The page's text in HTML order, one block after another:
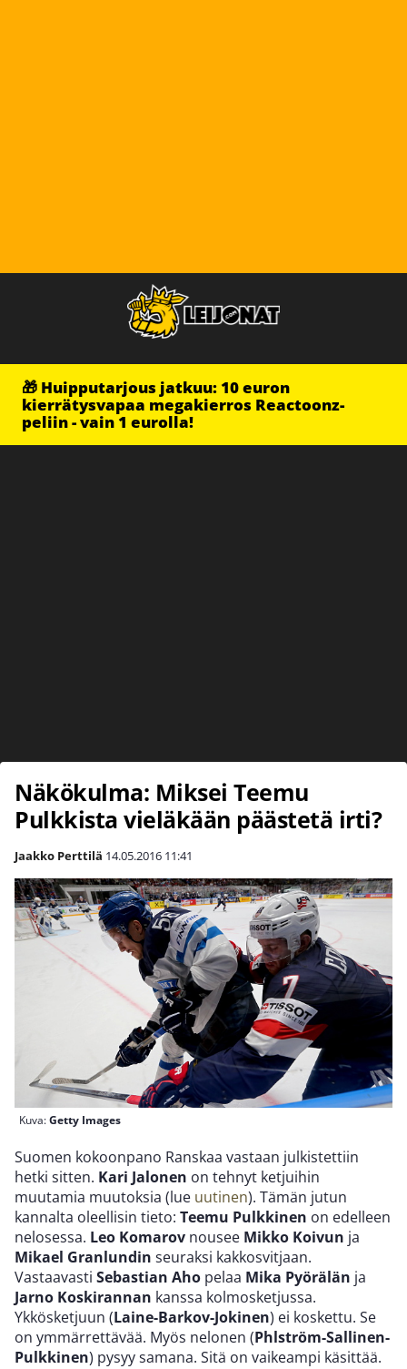
🎁 Huipputarjous jatkuu: 10 euron
kierrätysvapaa megakierros Reactoonz-
peliin - vain 1 eurolla!
Näkökulma: Miksei Teemu
Pulkkista vieläkään päästetä irti?
Jaakko Perttilä 14.05.2016 11:41
Kuva:Getty Images
Suomen kokoonpano Ranskaa vastaan julkistettiin
hetki sitten. Kari Jalonen on tehnyt ketjuihin
muutamia muutoksia (lue uutinen). Tämän jutun
kannalta oleellisin tieto: Teemu Pulkkinen on edelleen
nelosessa. Leo Komarov nousee Mikko Koivun ja
Mikael Granlundin seuraksi kakkosvitjaan.
Vastaavasti Sebastian Aho pelaa Mika Pyörälän ja
Jarno Koskirannan kanssa kolmosketjussa.
Ykkösketjuun (Laine-Barkov-Jokinen) ei koskettu. Se
on ymmärrettävää. Myös nelonen (Phlström-Sallinen-
Pulkkinen) pysyy samana. Sitä on vaikeampi käsittää.